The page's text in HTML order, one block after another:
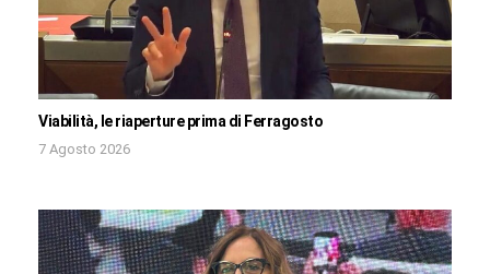
Viabilità, le riaperture prima di Ferragosto
7 Agosto 2026